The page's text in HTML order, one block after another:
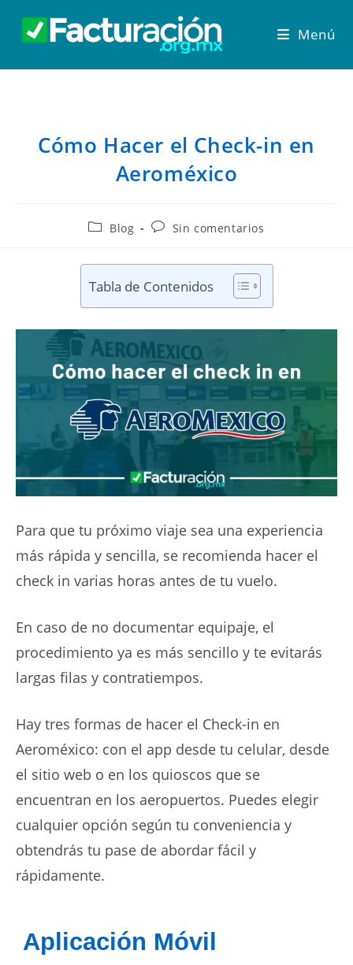
Menú
Cómo Hacer el Check-in en
Aeroméxico
Blog Sin comentarios
Tabla de Contenidos
Para que tu próximo viaje sea una experiencia
más rápida y sencilla, se recomienda hacer el
check in varias horas antes de tu vuelo.
En caso de no documentar equipaje, el
procedimiento ya es más sencillo y te evitarás
largas filas y contratiempos.
Hay tres formas de hacer el Check-in en
Aeroméxico: con el app desde tu celular, desde
el sitio web o en los quioscos que se
encuentran en los aeropuertos. Puedes elegir
cualquier opción según tu conveniencia y
obtendrás tu pase de abordar fácil y
rápidamente.
Aplicación Móvil